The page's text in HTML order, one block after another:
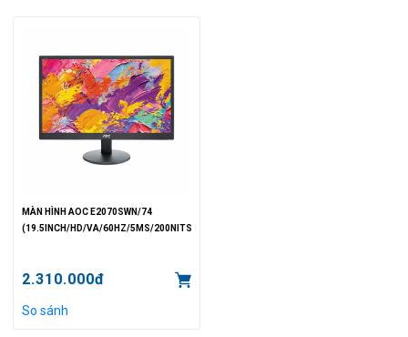
MÀN HÌNH AOC E2070SWN/74
(19.5INCH/HD/VA/60HZ/5MS/200NITS/VGA)
2.310.000đ
So sánh